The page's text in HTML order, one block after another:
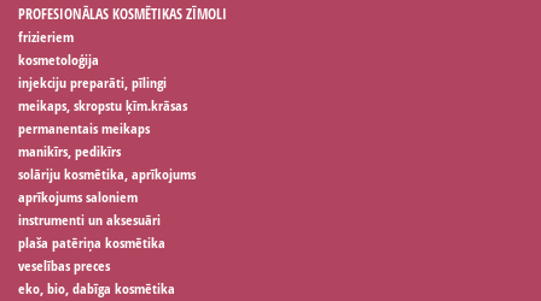
PROFESIONĀLAS KOSMĒTIKAS ZĪMOLI
frizieriem
kosmetoloģija
injekciju preparāti, pīlingi
meikaps, skropstu ķīm.krāsas
permanentais meikaps
manikīrs, pedikīrs
solāriju kosmētika, aprīkojums
aprīkojums saloniem
instrumenti un aksesuāri
plaša patēriņa kosmētika
veselības preces
eko, bio, dabīga kosmētika